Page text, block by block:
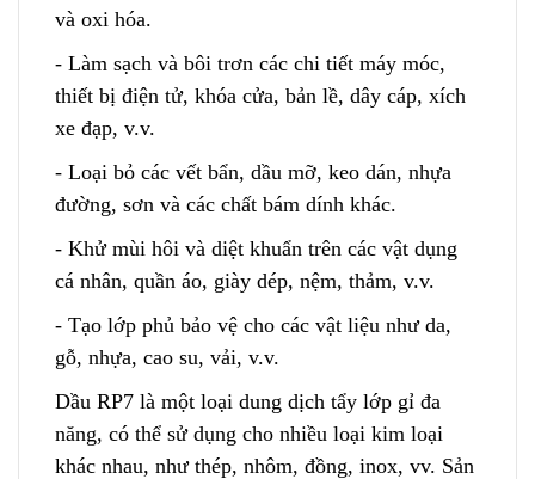
và oxi hóa.
- Làm sạch và bôi trơn các chi tiết máy móc,
thiết bị điện tử, khóa cửa, bản lề, dây cáp, xích
xe đạp, v.v.
- Loại bỏ các vết bẩn, dầu mỡ, keo dán, nhựa
đường, sơn và các chất bám dính khác.
- Khử mùi hôi và diệt khuẩn trên các vật dụng
cá nhân, quần áo, giày dép, nệm, thảm, v.v.
- Tạo lớp phủ bảo vệ cho các vật liệu như da,
gỗ, nhựa, cao su, vải, v.v.
Dầu RP7 là một loại dung dịch tẩy lớp gỉ đa
năng, có thể sử dụng cho nhiều loại kim loại
khác nhau, như thép, nhôm, đồng, inox, vv. Sản